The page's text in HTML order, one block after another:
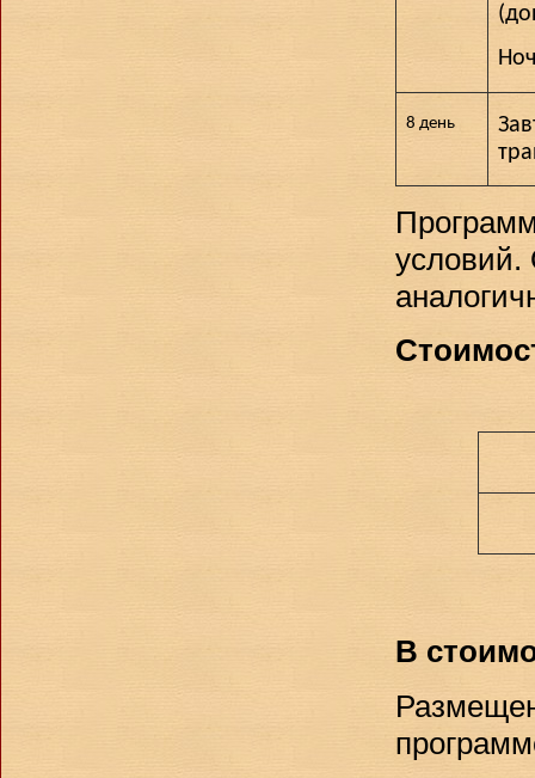
8 день
условий.
В